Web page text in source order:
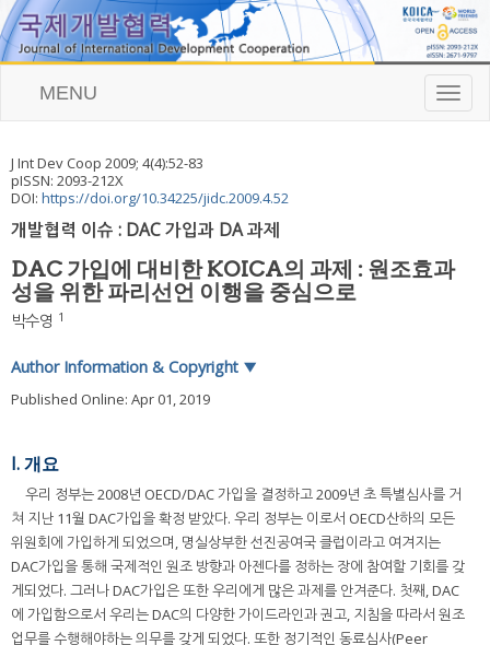
T
o
i
MENU
J Int Dev Coop 2009; 4(4):52-83
pISSN: 2093-212X
DOI: https://doi.org/10.34225/jidc.2009.4.52
개발협력 이슈 : DAC 가입과 DA 과제
DAC 가입에 대비한 KOICA의 과제 : 원조효과
성을 위한 파리선언 이행을 중심으로
박수영 1
Author Information & Copyright ▼
Published Online: Apr 01, 2019
I. 개요
우리 정부는 2008년 OECD/DAC 가입을 결정하고 2009년 초 특별심사를 거
쳐 지난 11월 DAC가입을 확정 받았다. 우리 정부는 이로서 OECD산하의 모든
위원회에 가입하게 되었으며, 명실상부한 선진공여국 클럽이라고 여겨지는
DAC가입을 통해 국제적인 원조 방향과 아젠다를 정하는 장에 참여할 기회를 갖
게되었다. 그러나 DAC가입은 또한 우리에게 많은 과제를 안겨준다. 첫째, DAC
에 가입함으로서 우리는 DAC의 다양한 가이드라인과 권고, 지침을 따라서 원조
업무를 수행해야하는 의무를 갖게 되었다. 또한 정기적인 동료심사(Peer